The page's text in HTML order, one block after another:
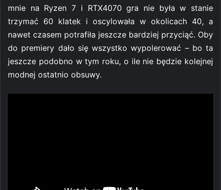
mnie na Ryzen 7 i RTX4070 gra nie była w stanie
trzymać 60 klatek i oscylowała w okolicach 40, a
nawet czasem potrafiła jeszcze bardziej przyciąć. Oby
do premiery dało się wszystko wypolerować – bo ta
jeszcze podobno w tym roku, o ile nie będzie kolejnej
modnej ostatnio obsuwy.